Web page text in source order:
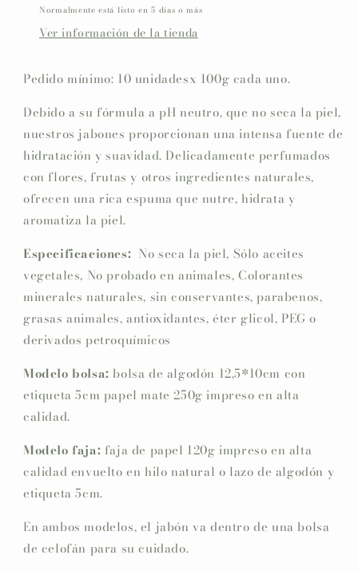
Normalmente está listo en 5 días o más
Ver información de la tienda
Pedido mínimo: 10 unidadesx 100g cada uno.
Debido a su fórmula a pH neutro, que no seca la piel,
nuestros jabones proporcionan una intensa fuente de
hidratación y suavidad. Delicadamente perfumados
con flores, frutas y otros ingredientes naturales,
ofrecen una rica espuma que nutre, hidrata y
aromatiza la piel.
Especificaciones: No seca la piel, Sólo aceites
vegetales, No probado en animales, Colorantes
minerales naturales, sin conservantes, parabenos,
grasas animales, antioxidantes, éter glicol, PEG o
derivados petroquímicos
Modelo bolsa: bolsa de algodón 12,5*10cm con
etiqueta 5cm papel mate 250g impreso en alta
calidad.
Modelo faja: faja de papel 120g impreso en alta
calidad envuelto en hilo natural o lazo de algodón y
etiqueta 5cm.
En ambos modelos, el jabón va dentro de una bolsa
de celofán para su cuidado.